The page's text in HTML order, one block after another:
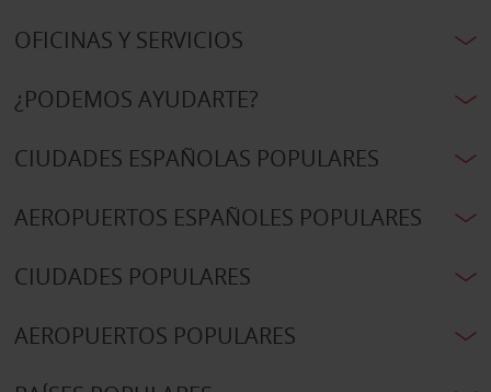
OFICINAS Y SERVICIOS
¿PODEMOS AYUDARTE?
CIUDADES ESPAÑOLAS POPULARES
AEROPUERTOS ESPAÑOLES POPULARES
CIUDADES POPULARES
AEROPUERTOS POPULARES